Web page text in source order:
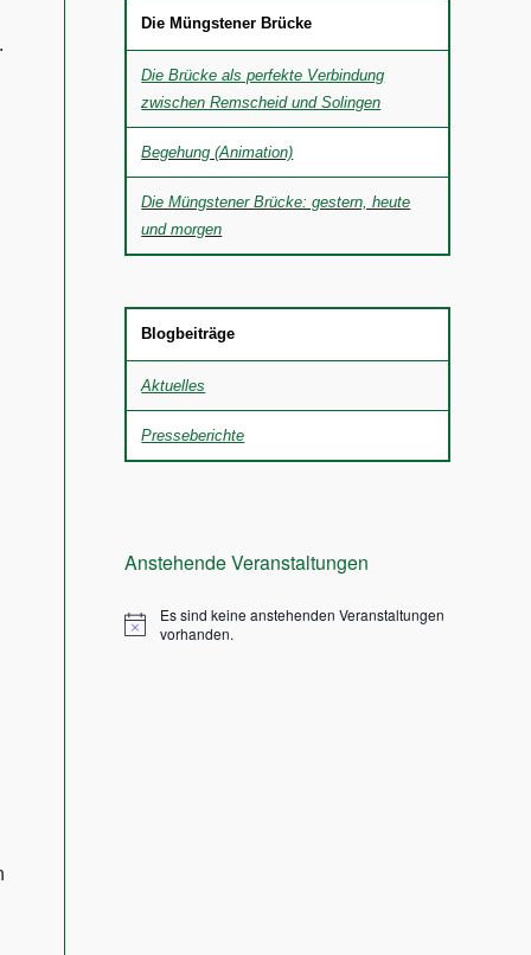
Die Müngstener Brücke
Die Brücke als perfekte Verbindung
zwischen Remscheid und Solingen
Begehung (Animation)
Die Müngstener Brücke: gestern, heute
und morgen
Blogbeiträge
Aktuelles
Presseberichte
Anstehende Veranstaltungen
Es sind keine anstehenden Veranstaltungen
vorhanden.